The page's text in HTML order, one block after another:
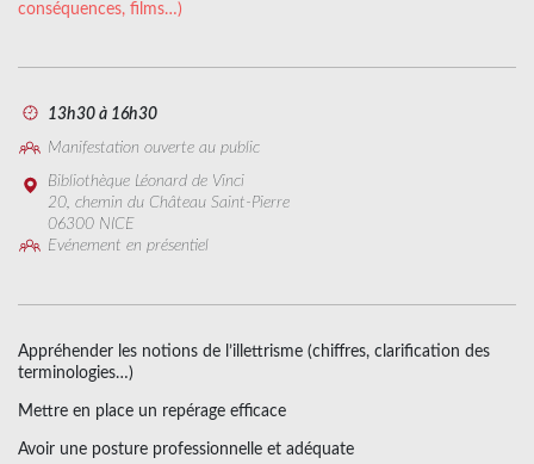
conséquences, films…)
13h30 à 16h30
Manifestation ouverte au public
Bibliothèque Léonard de Vinci
20, chemin du Château Saint-Pierre
06300 NICE
Evénement en présentiel
Appréhender les notions de l’illettrisme (chiffres, clarification des
terminologies…)
Mettre en place un repérage efficace
Avoir une posture professionnelle et adéquate